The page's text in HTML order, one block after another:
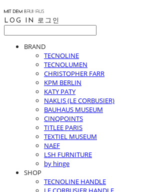
LOG IN 로그인
BRAND
TECNOLINE
TECNOLUMEN
CHRISTOPHER FARR
KPM BERLIN
KATY PATY
NAKLIS (LE CORBUSIER)
BAUHAUS MUSEUM
CINQPOINTS
TITLEE PARIS
TEXTIEL MUSEUM
NAEF
LSH FURNITURE
by hinge
SHOP
TECNOLINE HANDLE